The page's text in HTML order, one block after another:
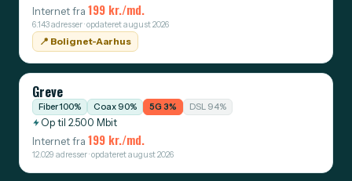
Internet fra 199 kr./md.
6.143 adresser · opdateret august 2026
📍️ Bolignet-Aarhus
Greve
Fiber 100% Coax 90% 5G 3% DSL 94%
Op til 2.500 Mbit
Internet fra 199 kr./md.
12.029 adresser · opdateret august 2026